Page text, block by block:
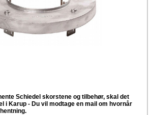
Schiedel skorstene og tilbehør, skal det
i Karup - Du vil modtage en mail om hvornår